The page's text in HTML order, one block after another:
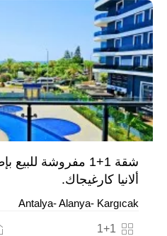
شقة 1+1 مفروشة
ألانيا كارغيجاك.
Antalya- Alanya- Kargıcak
1+1